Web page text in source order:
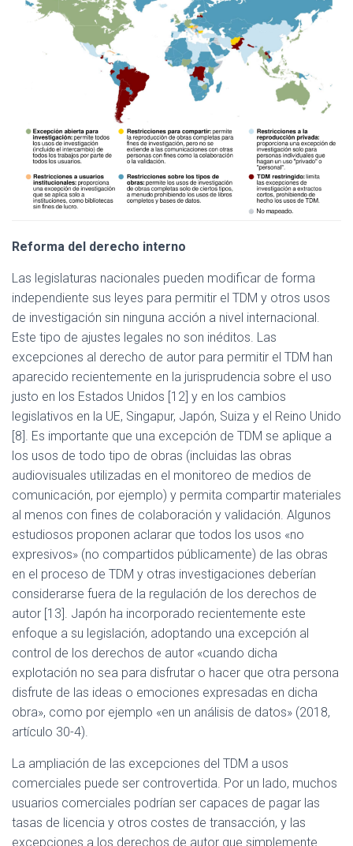
Reforma del derecho interno
Las legislaturas nacionales pueden modificar de forma
independiente sus leyes para permitir el TDM y otros usos
de investigación sin ninguna acción a nivel internacional.
Este tipo de ajustes legales no son inéditos. Las
excepciones al derecho de autor para permitir el TDM han
aparecido recientemente en la jurisprudencia sobre el uso
justo en los Estados Unidos [12] y en los cambios
legislativos en la UE, Singapur, Japón, Suiza y el Reino Unido
[8]. Es importante que una excepción de TDM se aplique a
los usos de todo tipo de obras (incluidas las obras
audiovisuales utilizadas en el monitoreo de medios de
comunicación, por ejemplo) y permita compartir materiales
al menos con fines de colaboración y validación. Algunos
estudiosos proponen aclarar que todos los usos «no
expresivos» (no compartidos públicamente) de las obras
en el proceso de TDM y otras investigaciones deberían
considerarse fuera de la regulación de los derechos de
autor [13]. Japón ha incorporado recientemente este
enfoque a su legislación, adoptando una excepción al
control de los derechos de autor «cuando dicha
explotación no sea para disfrutar o hacer que otra persona
disfrute de las ideas o emociones expresadas en dicha
obra», como por ejemplo «en un análisis de datos» (2018,
artículo 30-4).
La ampliación de las excepciones del TDM a usos
comerciales puede ser controvertida. Por un lado, muchos
usuarios comerciales podrían ser capaces de pagar las
tasas de licencia y otros costes de transacción, y las
excepciones a los derechos de autor que simplemente